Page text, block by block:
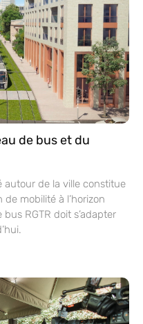
de bus et du
autour de la ville constitue
mobilité à l’horizon
RGTR doit s’adapter